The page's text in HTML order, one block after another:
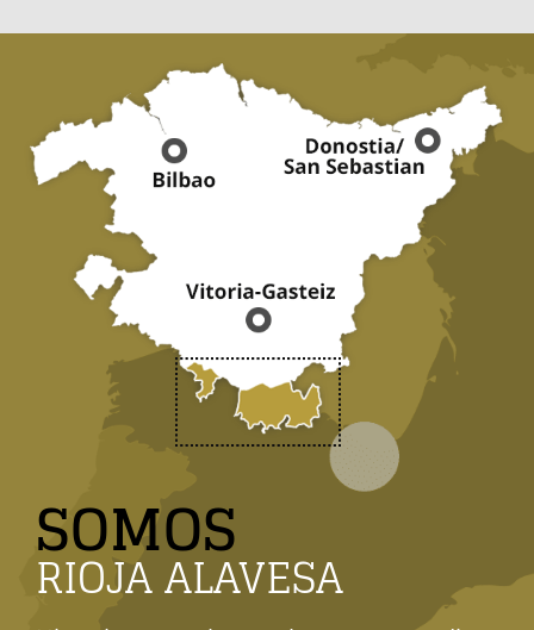
SOMOS
RIOJA ALAVESA